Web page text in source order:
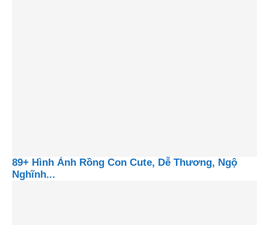
89+ Hình Ảnh Rồng Con Cute, Dễ Thương, Ngộ
Nghĩnh...